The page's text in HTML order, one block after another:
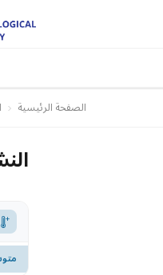
الصفحة الرئيسية